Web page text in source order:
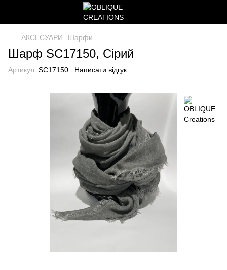
АКСЕСУАРИ Шарфи
Шарф SC17150, Сірий
Артикул: SC17150 Написати відгук